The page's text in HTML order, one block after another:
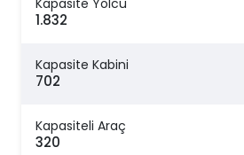
Kapasite Yolcu
1.832
Kapasite Kabini
702
Kapasiteli Araç
320